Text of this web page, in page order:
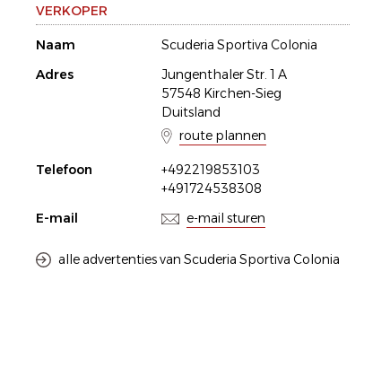
VERKOPER
Naam
Scuderia Sportiva Colonia
Adres
Jungenthaler Str. 1 A
57548 Kirchen-Sieg
Duitsland
route plannen
Telefoon
+492219853103
+491724538308
E-mail
e-mail sturen
alle advertenties van Scuderia Sportiva Colonia